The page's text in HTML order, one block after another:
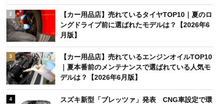
2
【カー用品店】売れているタイヤTOP10｜夏のロ
ングドライブ前に選ばれたモデルは？【2026年6
月版】
3
【カー用品店】売れているエンジンオイルTOP10
｜夏本番前のメンテナンスで選ばれている人気モ
デルは？【2026年6月版】
4
スズキ新型「ブレッツァ」発表 CNG車設定で環